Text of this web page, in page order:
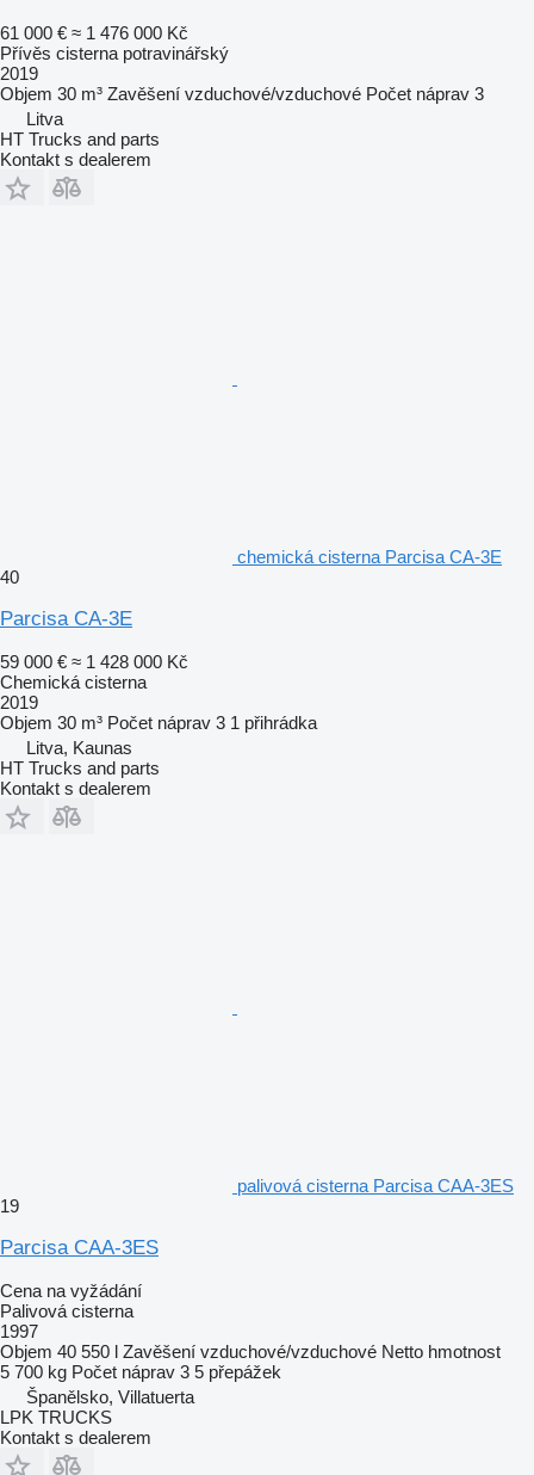
61 000 € ≈ 1 476 000 Kč
Přívěs cisterna potravinářský
2019
Objem 30 m³ Zavěšení vzduchové/vzduchové Počet náprav 3
Litva
HT Trucks and parts
Kontakt s dealerem
chemická cisterna Parcisa CA-3E
40
Parcisa CA-3E
59 000 € ≈ 1 428 000 Kč
Chemická cisterna
2019
Objem 30 m³ Počet náprav 3 1 přihrádka
Litva, Kaunas
HT Trucks and parts
Kontakt s dealerem
palivová cisterna Parcisa CAA-3ES
19
Parcisa CAA-3ES
Cena na vyžádání
Palivová cisterna
1997
Objem 40 550 l Zavěšení vzduchové/vzduchové Netto hmotnost
5 700 kg Počet náprav 3 5 přepážek
Španělsko, Villatuerta
LPK TRUCKS
Kontakt s dealerem